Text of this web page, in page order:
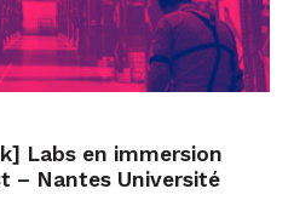
Labs en immersion
– Nantes Université